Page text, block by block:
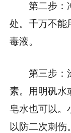
第二步：
处。千万不能
毒液。
第三步：
素。用明矾水
皂水也可以。
以防二次刺伤。